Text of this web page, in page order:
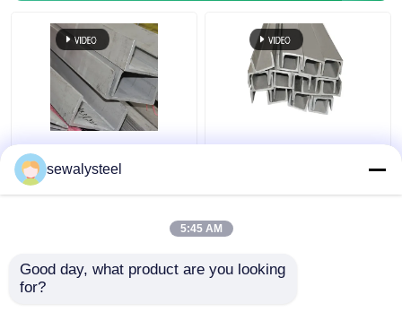
410 430 904L 409L
310s Profil en acier
inoxydable
304 304l 316 316l
sewalysteel
5:45 AM
Good day, what product are you looking
for?